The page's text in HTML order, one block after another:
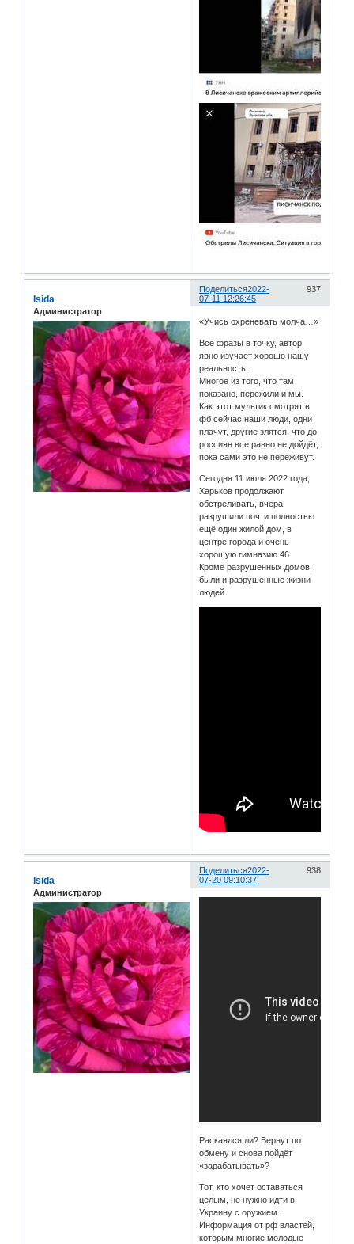
Поделиться 937
2022-
07-11 12:26:45
Isida
Администратор
«Учись охреневать молча…»
Все фразы в точку, автор
явно изучает хорошо нашу
реальность.
Многое из того, что там
показано, пережили и мы.
Как этот мультик смотрят в
фб сейчас наши люди, одни
плачут, другие злятся, что до
россиян все равно не дойдёт,
пока сами это не переживут.
Сегодня 11 июля 2022 года,
Харьков продолжают
обстреливать, вчера
разрушили почти полностью
ещё один жилой дом, в
центре города и очень
хорошую гимназию 46.
Кроме разрушенных домов,
были и разрушенные жизни
людей.
Поделиться 938
2022-
07-20 09:10:37
Isida
Администратор
Раскаялся ли? Вернут по
обмену и снова пойдёт
«зарабатывать»?
Тот, кто хочет оставаться
целым, не нужно идти в
Украину с оружием.
Информация от рф властей,
которым многие молодые